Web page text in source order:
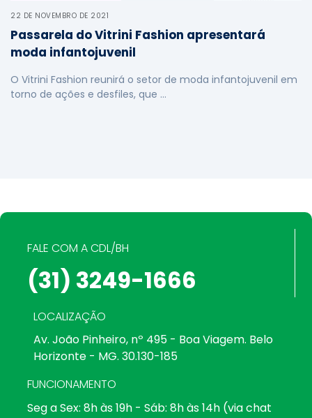
22 DE NOVEMBRO DE 2021
Passarela do Vitrini Fashion apresentará
moda infantojuvenil
O Vitrini Fashion reunirá o setor de moda infantojuvenil em
torno de ações e desfiles, que …
FALE COM A CDL/BH
(31) 3249-1666
LOCALIZAÇÃO
Av. João Pinheiro, nº 495 - Boa Viagem. Belo
Horizonte - MG. 30.130-185
FUNCIONAMENTO
Seg a Sex: 8h às 19h - Sáb: 8h às 14h (via chat